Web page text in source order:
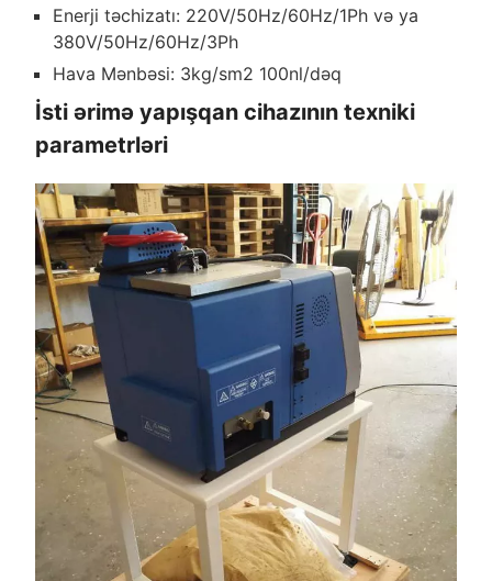
Enerji təchizatı: 220V/50Hz/60Hz/1Ph və ya
380V/50Hz/60Hz/3Ph
Hava Mənbəsi: 3kg/sm2 100nl/dəq
İsti ərimə yapışqan cihazının texniki
parametrləri